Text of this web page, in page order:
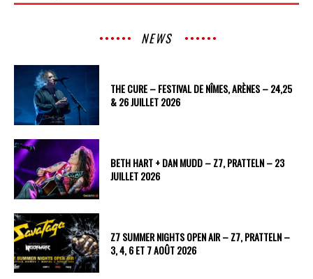
NEWS
THE CURE – FESTIVAL DE NÎMES, ARÈNES – 24,25
& 26 JUILLET 2026
BETH HART + DAN MUDD – Z7, PRATTELN – 23
JUILLET 2026
Z7 SUMMER NIGHTS OPEN AIR – Z7, PRATTELN –
3, 4, 6 ET 7 AOÛT 2026